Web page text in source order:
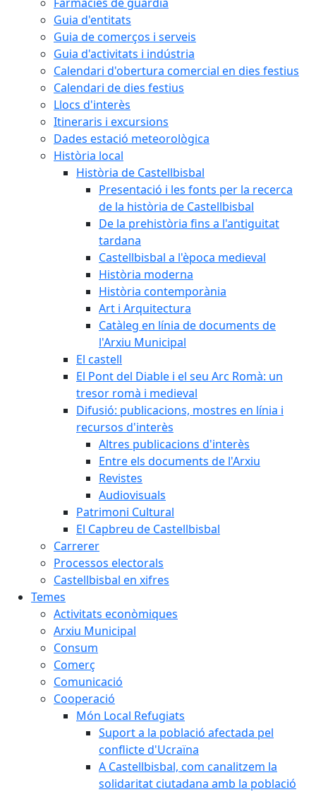
Guia d'entitats
Guia de comerços i serveis
Guia d'activitats i indústria
Calendari d'obertura comercial en dies festius
Calendari de dies festius
Llocs d'interès
Itineraris i excursions
Dades estació meteorològica
Història local
Història de Castellbisbal
Presentació i les fonts per la recerca
de la història de Castellbisbal
De la prehistòria fins a l'antiguitat
tardana
Castellbisbal a l'època medieval
Història moderna
Història contemporània
Art i Arquitectura
Catàleg en línia de documents de
l'Arxiu Municipal
El castell
El Pont del Diable i el seu Arc Romà: un
tresor romà i medieval
Difusió: publicacions, mostres en línia i
recursos d'interès
Altres publicacions d'interès
Entre els documents de l'Arxiu
Revistes
Audiovisuals
Patrimoni Cultural
El Capbreu de Castellbisbal
Carrerer
Processos electorals
Castellbisbal en xifres
Temes
Activitats econòmiques
Arxiu Municipal
Consum
Comerç
Comunicació
Cooperació
Món Local Refugiats
Suport a la població afectada pel
conflicte d'Ucraïna
A Castellbisbal, com canalitzem la
solidaritat ciutadana amb la població